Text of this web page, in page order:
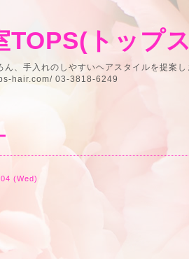
TOPS(トップ
、手入れのしやすいヘアスタイルを提案
hair.com/ 03-3818-6249
(Wed)